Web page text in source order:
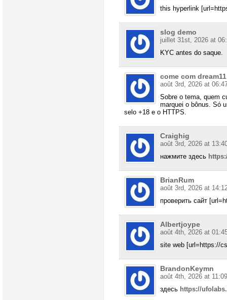
this hyperlink
slog demo
juillet 31st, 2026 at
KYC antes do saque.
come com dream11
août 3rd, 2026 at
Sobre o tema, quem
marquei o bônus. Só
selo +18 e o HTTPS.
Craighig
août 3rd, 2026 at
нажмите здесь
BrianRum
août 3rd, 2026 at
проверить сайт
Albertjoype
août 4th, 2026 at
site web [url=https://
BrandonKeymn
août 4th, 2026 at 11:09
здесь https://